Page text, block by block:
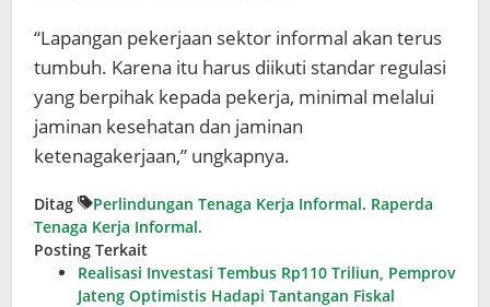
“Lapangan pekerjaan sektor informal akan terus
tumbuh. Karena itu harus diikuti standar regulasi
yang berpihak kepada pekerja, minimal melalui
jaminan kesehatan dan jaminan
ketenagakerjaan,” ungkapnya.
Ditag Perlindungan Tenaga Kerja Informal. Raperda
Tenaga Kerja Informal.
Posting Terkait
Realisasi Investasi Tembus Rp110 Triliun, Pemprov
Jateng Optimistis Hadapi Tantangan Fiskal